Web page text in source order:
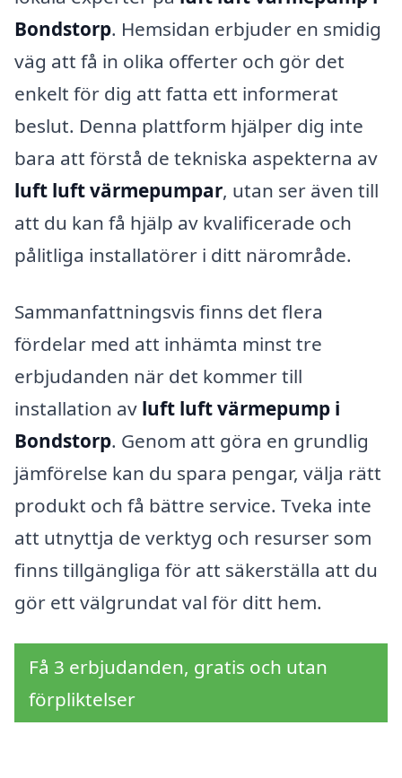
Bondstorp. Hemsidan erbjuder en smidig
väg att få in olika offerter och gör det
enkelt för dig att fatta ett informerat
beslut. Denna plattform hjälper dig inte
bara att förstå de tekniska aspekterna av
luft luft värmepumpar, utan ser även till
att du kan få hjälp av kvalificerade och
pålitliga installatörer i ditt närområde.
Sammanfattningsvis finns det flera
fördelar med att inhämta minst tre
erbjudanden när det kommer till
installation av luft luft värmepump i
Bondstorp. Genom att göra en grundlig
jämförelse kan du spara pengar, välja rätt
produkt och få bättre service. Tveka inte
att utnyttja de verktyg och resurser som
finns tillgängliga för att säkerställa att du
gör ett välgrundat val för ditt hem.
Få 3 erbjudanden, gratis och utan
förpliktelser